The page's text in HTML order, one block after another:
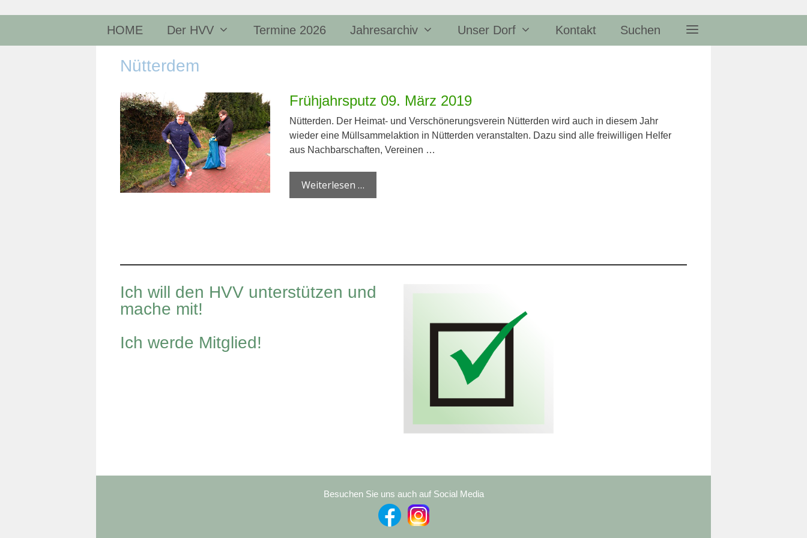
HOME Der HVV Termine 2026 Jahresarchiv Unser Dorf Kontakt Suchen
Nütterdem
Frühjahrsputz 09. März 2019
Nütterden. Der Heimat- und Verschönerungsverein Nütterden wird auch in diesem Jahr
wieder eine Müllsammelaktion in Nütterden veranstalten. Dazu sind alle freiwilligen Helfer
aus Nachbarschaften, Vereinen …
Weiterlesen …
Ich will den HVV unterstützen und
mache mit!
Ich werde Mitglied!
Besuchen Sie uns auch auf Social Media